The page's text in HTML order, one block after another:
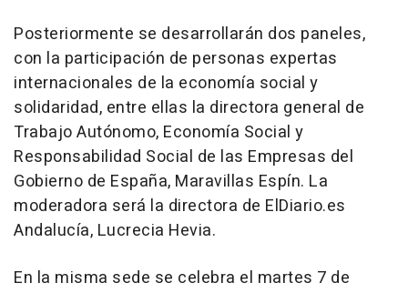
Posteriormente se desarrollarán dos paneles,
con la participación de personas expertas
internacionales de la economía social y
solidaridad, entre ellas la directora general de
Trabajo Autónomo, Economía Social y
Responsabilidad Social de las Empresas del
Gobierno de España, Maravillas Espín. La
moderadora será la directora de ElDiario.es
Andalucía, Lucrecia Hevia.
En la misma sede se celebra el martes 7 de